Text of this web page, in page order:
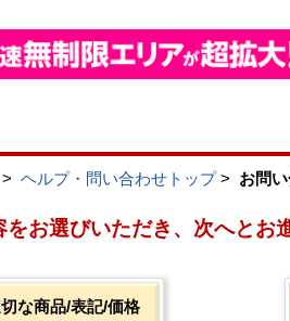
ヘルプ・問い合わせトップ> お問
をお選びいただき、次へとお
な商品/表記/価格